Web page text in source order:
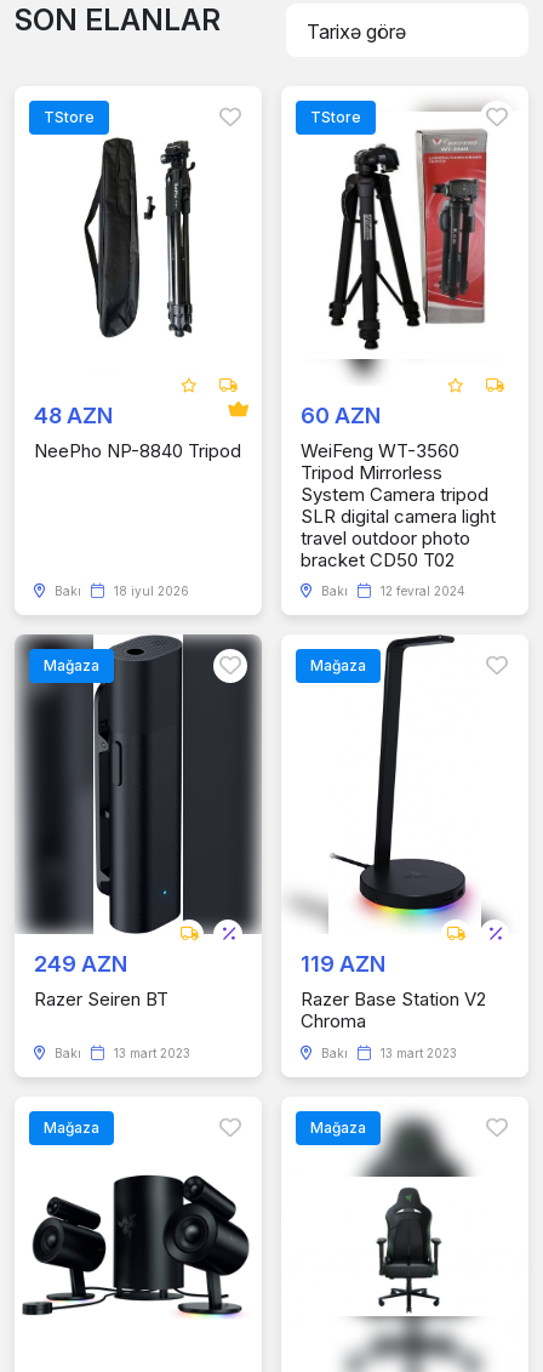
SON ELANLAR
TStore
48 AZN
NeePho NP-8840 Tripod
Bakı 18 iyul 2026
TStore
60 AZN
WeiFeng WT-3560
Tripod Mirrorless
System Camera tripod
SLR digital camera light
travel outdoor photo
bracket CD50 T02
Bakı 12 fevral 2024
Mağaza
249 AZN
Razer Seiren BT
Bakı 13 mart 2023
Mağaza
119 AZN
Razer Base Station V2
Chroma
Bakı 13 mart 2023
Mağaza Mağaza